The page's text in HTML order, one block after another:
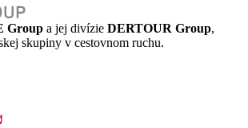
Group a jej divízie DERTOUR Group,
skupiny v cestovnom ruchu.